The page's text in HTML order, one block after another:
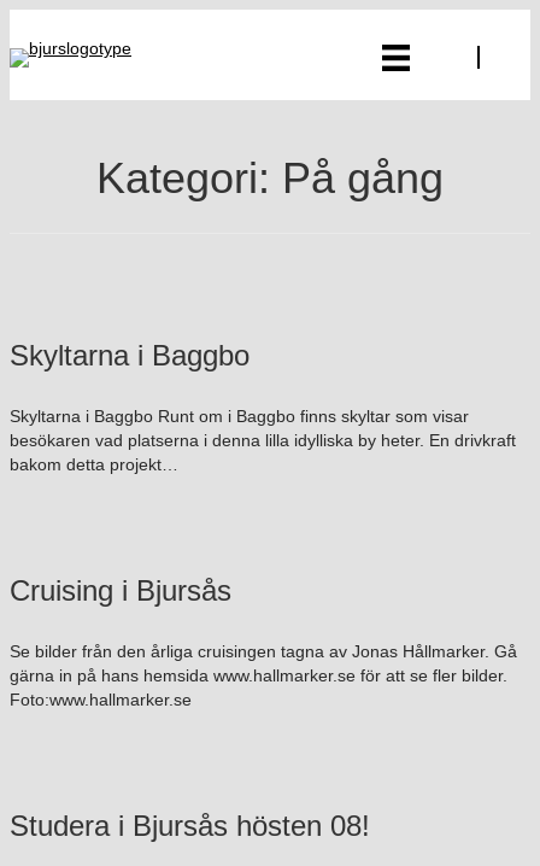
Kategori: På gång
Skyltarna i Baggbo
Skyltarna i Baggbo Runt om i Baggbo finns skyltar som visar
besökaren vad platserna i denna lilla idylliska by heter. En drivkraft
bakom detta projekt…
Cruising i Bjursås
Se bilder från den årliga cruisingen tagna av Jonas Hållmarker. Gå
gärna in på hans hemsida www.hallmarker.se för att se fler bilder.
Foto:www.hallmarker.se
Studera i Bjursås hösten 08!